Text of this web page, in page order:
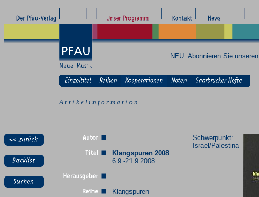
NEU: Abonnieren Sie unseren
A r t i k e l i n f o r m a t i o n
Klangspuren 2008
6.9.-21.9.2008
Klangspuren
Schwerpunkt:
Israel/Palestina